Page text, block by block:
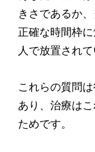
きさであるか
正確な時間枠
人で放置され
これらの質問
あり、治療は
ためです。